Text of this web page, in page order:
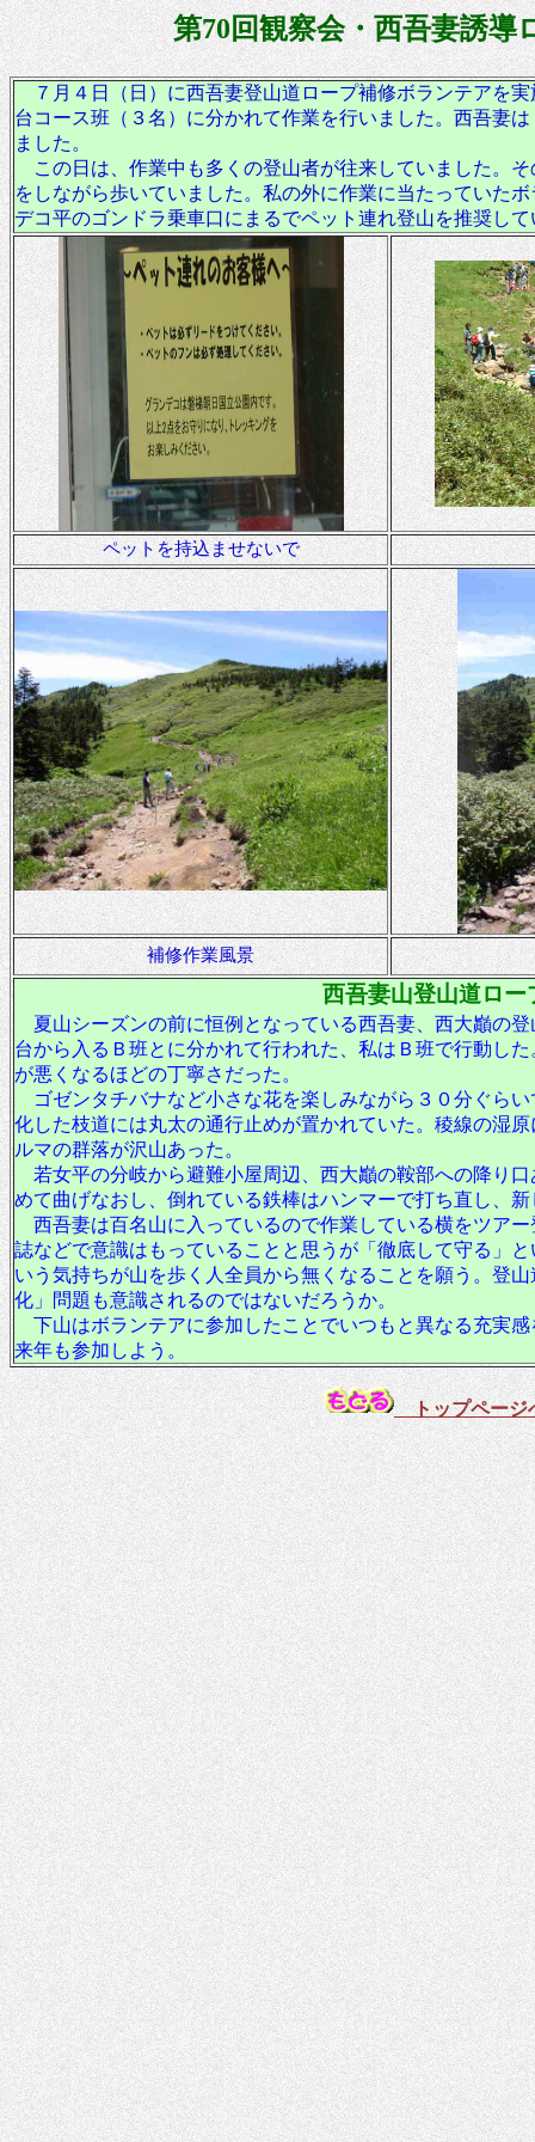
第70回観察会・西吾妻誘導
７月４日（日）に西吾妻登山道ロープ補修ボランテアを
台コース班（３名）に分かれて作業を行いました。西吾妻
ました。
この日は、作業中も多くの登山者が往来していました。
をしながら歩いていました。私の外に作業に当たっていた
デコ平のゴンドラ乗車口にまるでペット連れ登山を推奨し
ペットを持込ませないで
補修作業風景
西吾妻山登山道ロー
夏山シーズンの前に恒例となっている西吾妻、西大巓の
台から入るＢ班とに分かれて行われた、私はＢ班で行動し
が悪くなるほどの丁寧さだった。
ゴゼンタチバナなど小さな花を楽しみながら３０分ぐら
化した枝道には丸太の通行止めが置かれていた。稜線の湿
ルマの群落が沢山あった。
若女平の分岐から避難小屋周辺、西大巓の鞍部への降り
めて曲げなおし、倒れている鉄棒はハンマーで打ち直し、
西吾妻は百名山に入っているので作業している横をツア
誌などで意識はもっていることと思うが「徹底して守る」
いう気持ちが山を歩く人全員から無くなることを願う。登
化」問題も意識されるのではないだろうか。
下山はボランテアに参加したことでいつもと異なる充実
来年も参加しよう。
トップページ